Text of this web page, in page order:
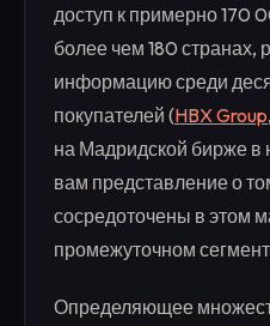
доступ к примерно 170
более чем 180 странах,
информацию среди
покупателей (HBX Group
на Мадридской бирже в
вам представление о
сосредоточены в этом
промежуточном
Определяющее